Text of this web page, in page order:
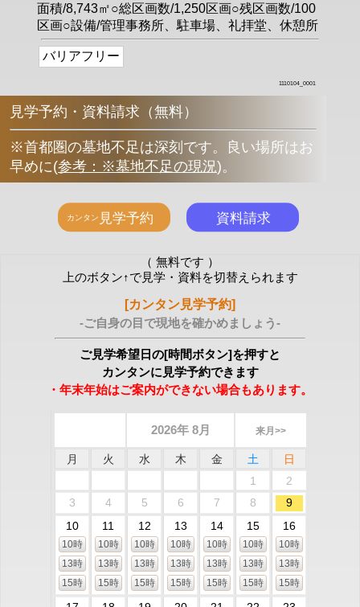
面積/8,743㎡○総区画数/1,250区画○残区画数/100
区画○設備/管理事務所、駐車場、礼拝堂、休憩所
バリアフリー
1110104_0001
見学予約・資料請求（無料）
※首都圏の墓地不足は深刻です。良い場所はお
早めに(参考：※墓地不足の現況)。
（ 無料です ）
上のボタン↑で見学・資料を切替えられます
[カンタン見学予約]
-ご自身の目で現地を確かめましょう-
ご見学希望日の[時間ボタン]を押すと
カンタンに見学予約できます
・年末年始はご案内ができない場合もあります。
2026年 8月 来月>>
月 火 水 木 金 土
日
1
2
3
4 5 6 7 8
9
10
10時
13時
15時
11
10時
13時
15時
12
10時
13時
15時
13
10時
13時
15時
14
10時
13時
15時
15
10時
13時
15時
16
10時
13時
15時